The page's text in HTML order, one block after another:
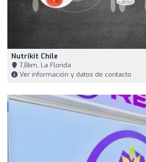
Nutrikit Chile
7,8km, La Florida
Ver información y datos de contacto